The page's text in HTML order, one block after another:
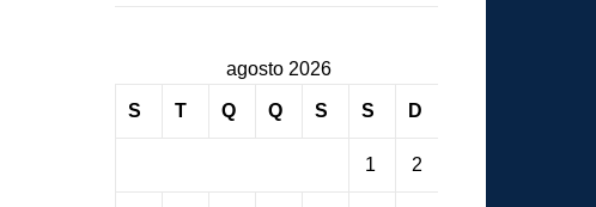
agosto 2026
S T Q Q S S D
1 2